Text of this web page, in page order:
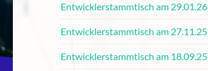
Entwicklerstammtisch am 29.01.26
Entwicklerstammtisch am 27.11.25
Entwicklerstammtisch am 18.09.25